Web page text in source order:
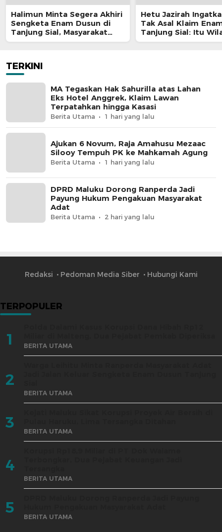
Halimun Minta Segera Akhiri
Sengketa Enam Dusun di
Tanjung Sial, Masyarakat
Jangan Terus Jadi Korban
Hetu Jazirah
Tak Asal Klaim
Tanjung Sial: Itu
Petuanan Sejak
TERKINI
MA Tegaskan Hak Sahurilla atas Lahan
Eks Hotel Anggrek, Klaim Lawan
Terpatahkan hingga Kasasi
Berita Utama 1 hari yang lalu
Ajukan 6 Novum, Raja Amahusu Mezaac
Silooy Tempuh PK ke Mahkamah Agung
Berita Utama 1 hari yang lalu
DPRD Maluku Dorong Ranperda Jadi
Payung Hukum Pengakuan Masyarakat
Adat
Berita Utama 2 hari yang lalu
Redaksi Pedoman Media Siber Hubungi Kami
TERPOPULER
1 BERITA UTAMA
2
BERITA UTAMA
3 BERITA UTAMA
4
BERITA UTAMA
5
BERITA UTAMA